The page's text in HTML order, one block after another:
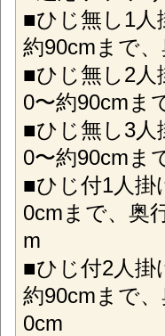
■ひじ無し1人
約90cmまで
■ひじ無し2人
0〜約90cmま
■ひじ無し3人
0〜約90cmま
■ひじ付1人掛
0cmまで、奥
m
■ひじ付2人掛
約90cmまで
0cm